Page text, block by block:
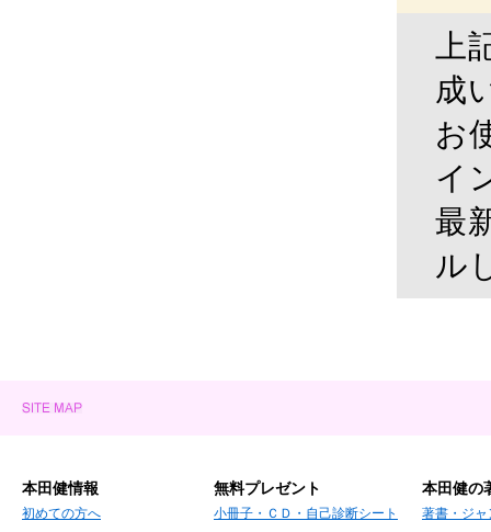
成
お
イ
最
ル
本田健情報
初めての方へ
無料プレゼント
小冊子・ＣＤ・自己診断シート
本田健の
著書・ジャ